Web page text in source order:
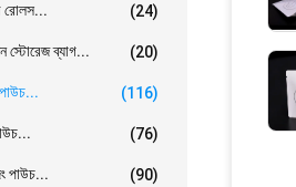
রোলস... (24)
স্টোরেজ ব্যাগ... (20)
(116)
(76)
পাউচ... (90)